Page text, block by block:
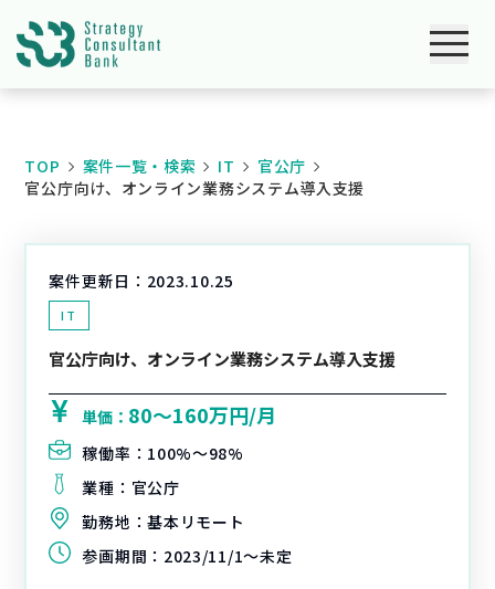
TOP 案件一覧・検索 IT
官公庁
官公庁向け、オンライン業務システム導入支援
案件更新日： 2023.10.25
IT
官公庁向け、オンライン業務システム導入支援
単価： 80〜160万円/月
稼働率： 100%〜98%
業種： 官公庁
勤務地：基本リモート
参画期間： 2023/11/1～未定